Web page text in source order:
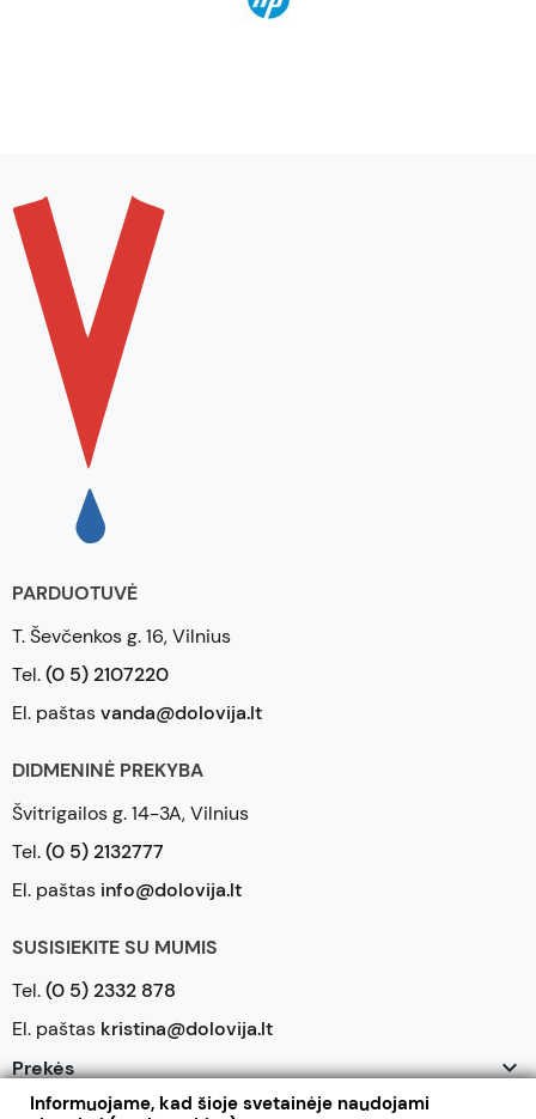
PARDUOTUVĖ
T. Ševčenkos g. 16, Vilnius
Tel.(0 5) 2107220
El. paštasvanda@dolovija.lt
DIDMENINĖ PREKYBA
Švitrigailos g. 14-3A, Vilnius
Tel.(0 5) 2132777
El. paštas info@dolovija.lt
SUSISIEKITE SU MUMIS
Tel.(0 5) 2332 878
El. paštas kristina@dolovija.lt
Prekės

Informuojame, kad šioje svetainėje naudojami